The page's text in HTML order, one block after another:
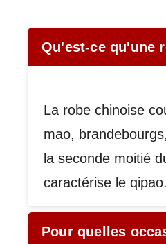
Qu'est-ce qu'une
La robe chinoise
mao,
la seconde moitié
caractérise le
Pour quelles